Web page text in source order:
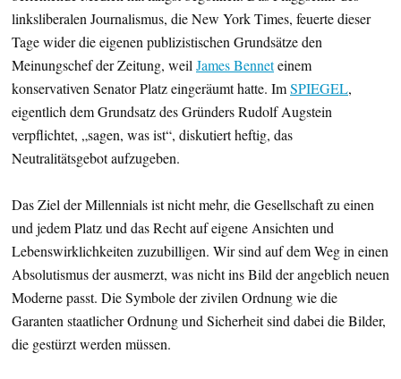
linksliberalen Journalismus, die New York Times, feuerte dieser
Tage wider die eigenen publizistischen Grundsätze den
Meinungschef der Zeitung, weil James Benneteinem
konservativen Senator Platz eingeräumt hatte. ImSPIEGEL,
eigentlich dem Grundsatz des Gründers Rudolf Augstein
verpflichtet, „sagen, was ist“, diskutiert heftig, das
Neutralitätsgebot aufzugeben.
Das Ziel der Millennials ist nicht mehr, die Gesellschaft zu einen
und jedem Platz und das Recht auf eigene Ansichten und
Lebenswirklichkeiten zuzubilligen. Wir sind auf dem Weg in einen
Absolutismus der ausmerzt, was nicht ins Bild der angeblich neuen
Moderne passt. Die Symbole der zivilen Ordnung wie die
Garanten staatlicher Ordnung und Sicherheit sind dabei die Bilder,
die gestürzt werden müssen.